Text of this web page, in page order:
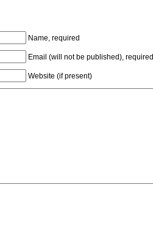
Name, required
Email (will not be published), required
Website (if present)